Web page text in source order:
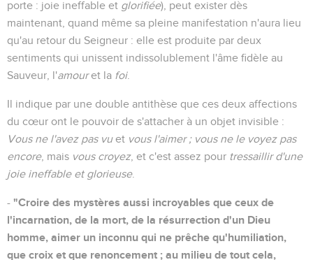
porte : joie ineffable et glorifiée), peut exister dès
maintenant, quand même sa pleine manifestation n'aura lieu
qu'au retour du Seigneur : elle est produite par deux
sentiments qui unissent indissolublement l'âme fidèle au
Sauveur, l'amouret la foi.
Il indique par une double antithèse que ces deux affections
du cœur ont le pouvoir de s'attacher à un objet invisible :
Vous ne l'avez pas vuet vous l'aimer ; vous ne le voyez pas
encore, mais vous croyez, et c'est assez pour tressaillir d'une
joie ineffable et glorieuse.
- "Croire des mystères aussi incroyables que ceux de
l'incarnation, de la mort, de la résurrection d'un Dieu
homme, aimer un inconnu qui ne prêche qu'humiliation,
que croix et que renoncement ; au milieu de tout cela,